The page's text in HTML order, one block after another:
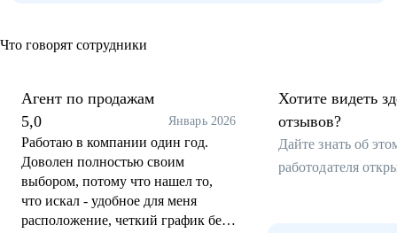
Что говорят сотрудники
Агент по продажам
5,0
Январь 2026
Работаю в компании один год.
Доволен полностью своим
выбором, потому что нашел то,
что искал - удобное для меня
расположение, четкий график без
Хотите видеть
отзывов?
Дайте знать об
работодателя